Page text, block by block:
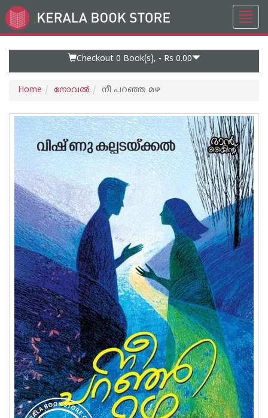
Go
to
Checkout 0 Book(s), - Rs 0.00
Home നോവല്‍ നീ പറഞ്ഞ മഴ